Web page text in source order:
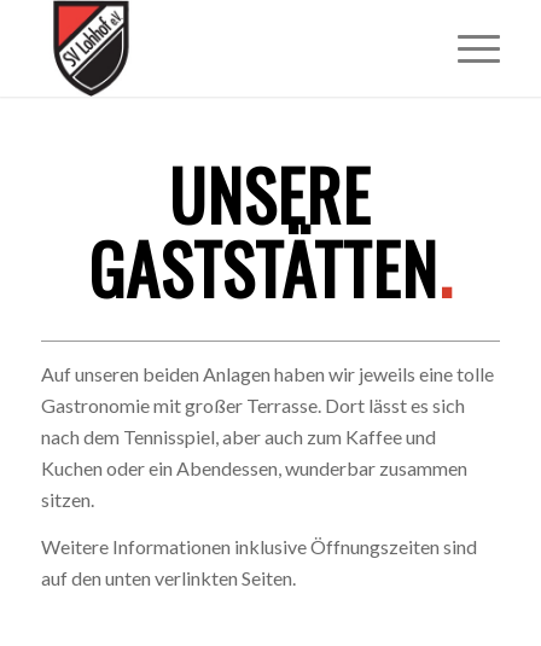
UNSERE
GASTSTÄTTEN.
Auf unseren beiden Anlagen haben wir jeweils eine tolle
Gastronomie mit großer Terrasse. Dort lässt es sich
nach dem Tennisspiel, aber auch zum Kaffee und
Kuchen oder ein Abendessen, wunderbar zusammen
sitzen.
Weitere Informationen inklusive Öffnungszeiten sind
auf den unten verlinkten Seiten.